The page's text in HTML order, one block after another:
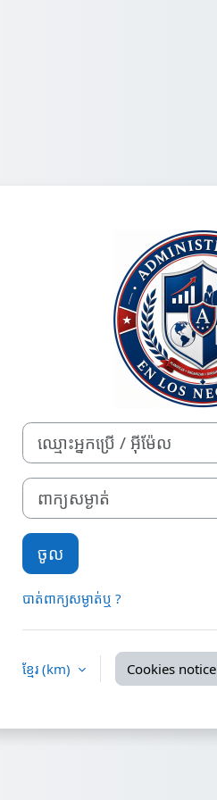
ឈ្មោះអ្នកប្រើ / អ៊ីម៉ែល
ពាក្យសម្ងាត់
ចូល
បាត់ពាក្យសម្ងាត់ឬ ?
ខ្មែរ ‎(km)‎ Cookies notice